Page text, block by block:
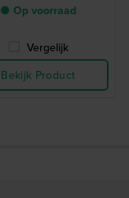
● Op voorraad
Vergelijk
Bekijk Product